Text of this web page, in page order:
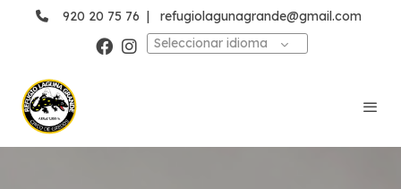
920 20 75 76 |
refugiolagunagrande@gmail.com
Seleccionar idioma